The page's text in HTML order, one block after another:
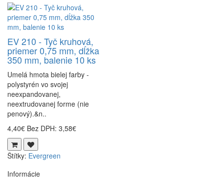
EV 210 - Tyč kruhová,
priemer 0,75 mm, dĺžka
350 mm, balenie 10 ks
Umelá hmota bielej farby -
polystyrén vo svojej
neexpandovanej,
neextrudovanej forme (nie
penový).&n..
4,40€ Bez DPH: 3,58€
Štítky: Evergreen
Informácie